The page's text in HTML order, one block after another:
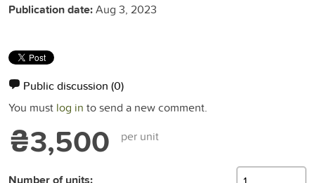
Publication date:Aug 3, 2023
Public discussion (0)
You must log in to send a new comment.
₴3,500 per unit